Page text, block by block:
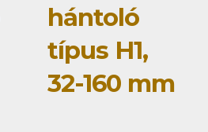
hántoló
típus H1,
32-160 mm